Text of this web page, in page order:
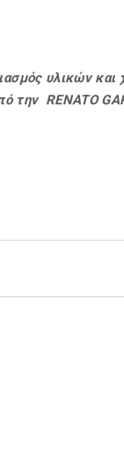
υλικών
την RENATO